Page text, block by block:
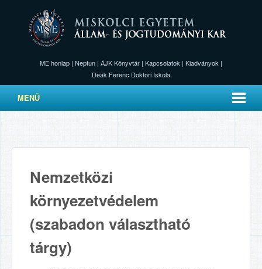
ME honlap | Neptun | ÁJK Könyvtár | Kapcsolatok | Kiadványok |
Deák Ferenc Doktori Iskola
MENÜ
Nemzetközi
környezetvédelem
(szabadon választható
tárgy)